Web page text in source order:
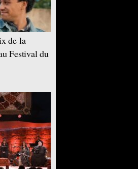
de la
Festival du